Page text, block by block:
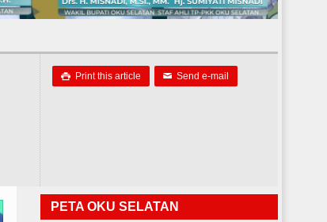
 Print this article ✉ Send e-mail
PETA OKU SELATAN